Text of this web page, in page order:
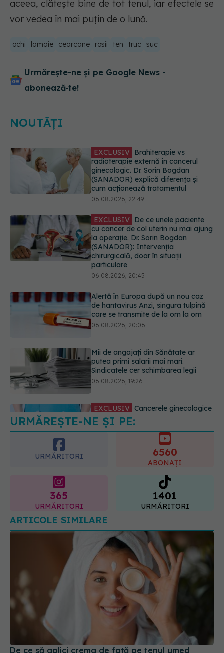
aceea, clătește bine de tot tenul, iar efectele se
vor vedea în mai puțin de o lună.
ochi lamaie cearcane rosii ten truc suc
Urmărește-ne și pe Google News -
abonează‑te!
NOUTĂȚI
EXCLUSIV
De ce unele paciente
cu cancer de col uterin nu mai ajung
la operație. Dr. Sorin Bogdan
(SANADOR): Intervenția
chirurgicală, doar în situații
particulare
06.08.2026, 20:45
Alertă în Europa după un nou caz
de hantavirus Anzi, singura tulpină
care se transmite de la om la om
06.08.2026, 20:06
putea primi salarii mai mari.
Sindicatele cer schimbarea legii
06.08.2026, 19:26
care pot fi tratate fără operație. Dr.
Sorin Bogdan (SANADOR): Chirurgia
este indicată doar punctual, pentru
anumite categorii de paciente
EXCLUSIV
Brahiterapie vs
radioterapie externă în cancerul
ginecologic. Dr. Sorin Bogdan
(SANADOR) explică diferența și
cum acționează tratamentul
URMĂREȘTE-NE ȘI PE:
URMĂRITORI 6560
ABONAȚI
365
URMĂRITORI
1401
URMĂRITORI
ARTICOLE SIMILARE
De ce să aplici crema de față pe tenul umed
21 feb 2026, 09:00